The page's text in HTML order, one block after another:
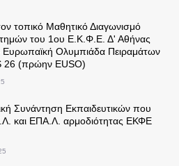
Κέντρα Ξένων Γλωσσών
- Μετατάξεις
τοπικό Μαθητικό Διαγωνισμό
του 1ου Ε.Κ.Φ.Ε. Δ' Αθήνας
Ολυμπιάδα Πειραμάτων
26 (πρώην EUSO)
Συνάντηση Εκπαιδευτικών που
και ΕΠΑ.Λ. αρμοδιότητας ΕΚΦΕ